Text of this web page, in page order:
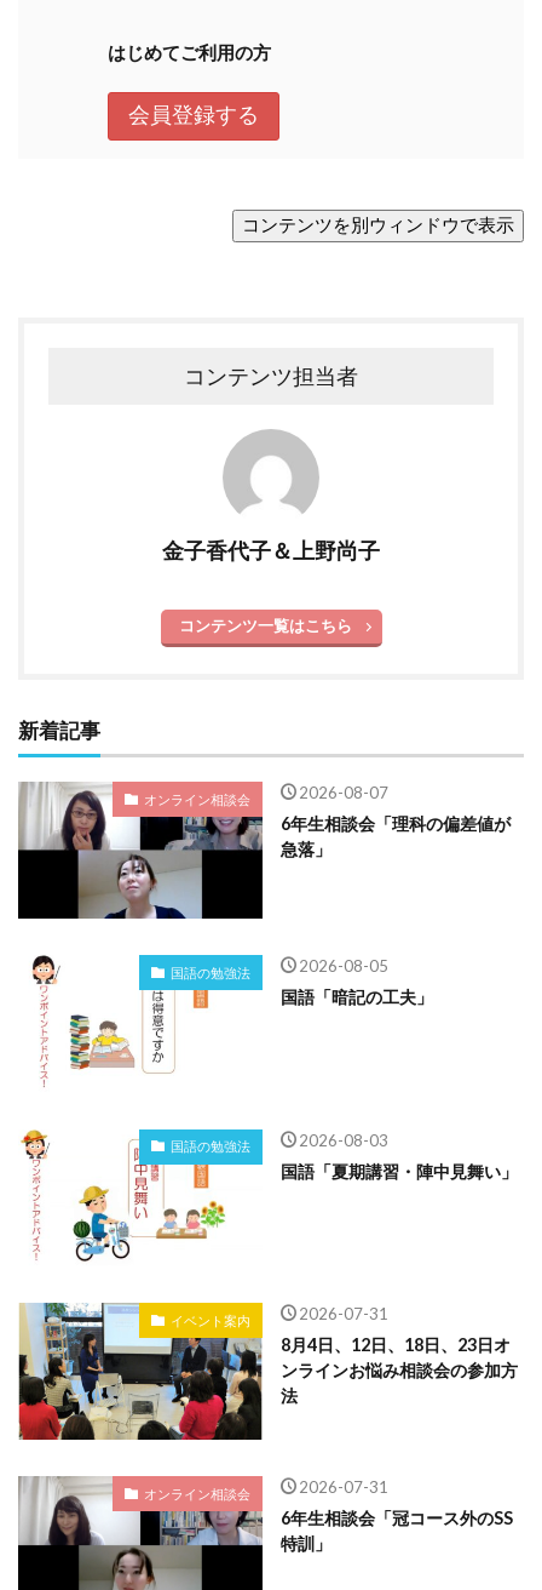
コンテンツ担当者
金子香代子＆上野尚子
コンテンツ一覧はこちら
新着記事
オンライン相談会 2026-08-07
6年生相談会「理科の偏差値が
急落」
国語の勉強法 2026-08-05
国語「暗記の工夫」
国語の勉強法 2026-08-03
国語「夏期講習・陣中見舞い」
イベント案内 2026-07-31
8月4日、12日、18日、23日オ
ンラインお悩み相談会の参加方
法
オンライン相談会 2026-07-31
6年生相談会「冠コース外のSS
特訓」